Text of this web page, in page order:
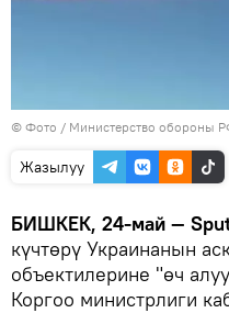
© Фото / Министерство обороны
Жазылуу
БИШКЕК, 24-май —
күчтөрү Украинанын
объектилерине "өч
Коргоо министрлиги